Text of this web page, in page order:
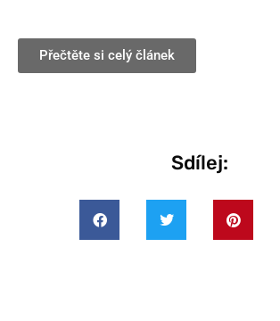
Přečtěte si celý článek
Sdílej: